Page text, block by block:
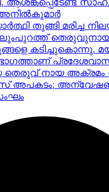
അനില്‍കുമാര്‍
തുങ്ങി മരിച്ച
കടിച്ചുകൊന്നു.
തെരുവ് നായ
ബസ് അപകടം;